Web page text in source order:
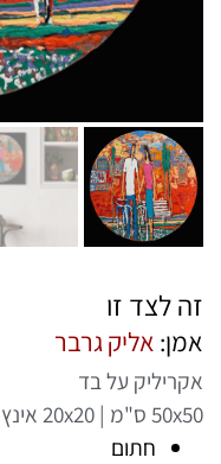
זה לצד זו
אמן: אליק גרבר
אקריליק על בד
50x50 ס"מ | 20x20 אינץ
חתום